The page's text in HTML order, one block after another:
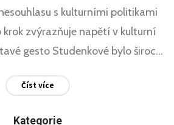
s kulturními politikami
krok zvýrazňuje napětí v kulturní
gesto Studenkové bylo široce
vládním politikám.
Číst více
Kategorie